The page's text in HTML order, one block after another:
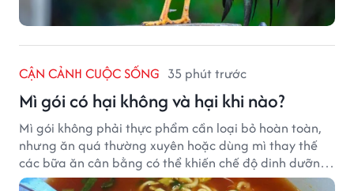
CẬN CẢNH CUỘC SỐNG 35 phút trước
Mì gói có hại không và hại khi nào?
Mì gói không phải thực phẩm cần loại bỏ hoàn toàn,
nhưng ăn quá thường xuyên hoặc dùng mì thay thế
các bữa ăn cân bằng có thể khiến chế độ dinh dưỡng
mất cân đối.